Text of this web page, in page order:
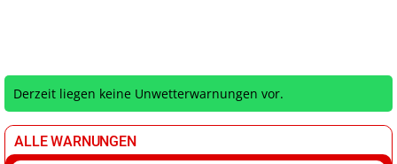
Derzeit liegen keine Unwetterwarnungen vor.
ALLE WARNUNGEN